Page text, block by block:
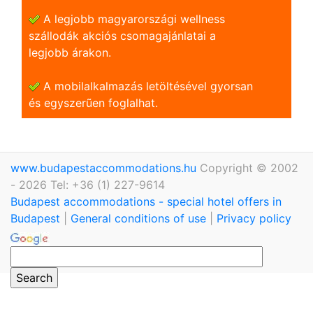
A legjobb magyarországi wellness
szállodák akciós csomagajánlatai a
legjobb árakon.
A mobilalkalmazás letöltésével gyorsan
és egyszerũen foglalhat.
www.budapestaccommodations.hu Copyright © 2002
- 2026 Tel: +36 (1) 227-9614
Budapest accommodations - special hotel offers in
Budapest
General conditions of use Privacy policy